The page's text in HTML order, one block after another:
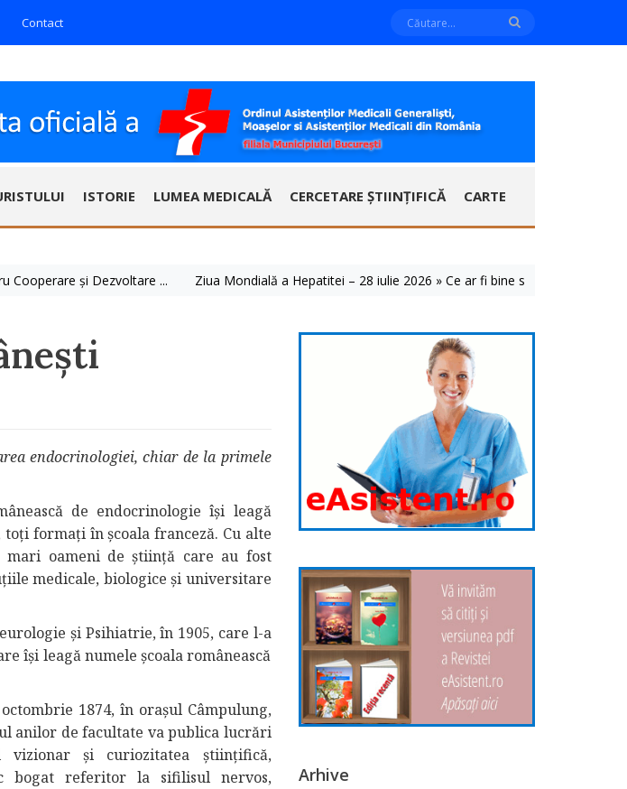
Contact
ISTORIE LUMEA MEDICALĂ CERCETARE ȘTIINȚIFICĂ CARTE
și Dezvoltare ... Ziua Mondială a Hepatitei – 28 iulie 2026 » Ce ar fi bine să știm despre aceste
endocrinologiei, chiar de la primele
de endocrinologie își leagă
formați în școala franceză. Cu alte
mari oameni de știință care au fost
medicale, biologice și universitare
şi Psihiatrie, în 1905, care l-a
își leagă numele școala românească
1874, în orașul Câmpulung,
anilor de facultate va publica lucrări
vizionar și curiozitatea științifică,
bogat referitor la sifilisul nervos,
Arhive